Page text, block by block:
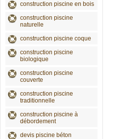
construction piscine en bois
construction piscine
naturelle
construction piscine coque
construction piscine
biologique
construction piscine
couverte
construction piscine
traditionnelle
construction piscine à
débordement
devis piscine béton